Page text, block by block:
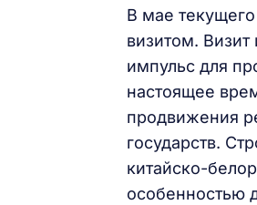
В мае
визитом.
импульс для
настоящее
продвижения
государств.
китайско-
особенностью